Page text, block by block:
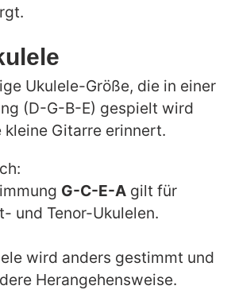
Ukulele-Größe, die in einer
(D-G-B-E) gespielt wird
kleine Gitarre erinnert.
G-C-E-A gilt für
und Tenor-Ukulelen.
wird anders gestimmt und
Herangehensweise.